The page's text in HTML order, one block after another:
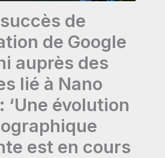
de
de Google
auprès des
lié à Nano
‘Une évolution
est en cours